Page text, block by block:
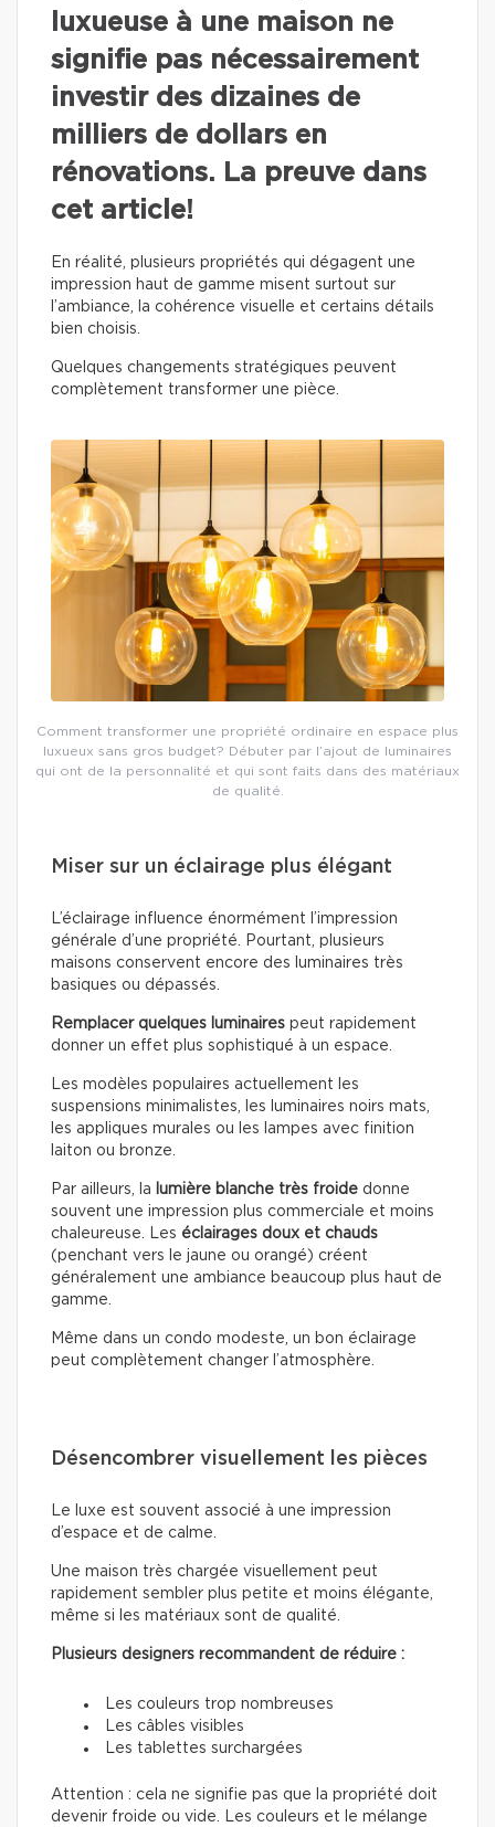
luxueuse à une maison ne
signifie pas nécessairement
investir des dizaines de
milliers de dollars en
rénovations. La preuve dans
cet article!
En réalité, plusieurs propriétés qui dégagent une
impression haut de gamme misent surtout sur
l’ambiance, la cohérence visuelle et certains détails
bien choisis.
Quelques changements stratégiques peuvent
complètement transformer une pièce.
Comment transformer une propriété ordinaire en espace plus
luxueux sans gros budget? Débuter par l’ajout de luminaires
qui ont de la personnalité et qui sont faits dans des matériaux
de qualité.
Miser sur un éclairage plus élégant
L’éclairage influence énormément l’impression
générale d’une propriété. Pourtant, plusieurs
maisons conservent encore des luminaires très
basiques ou dépassés.
Remplacer quelques luminaires peut rapidement
donner un effet plus sophistiqué à un espace.
Les modèles populaires actuellement les
suspensions minimalistes, les luminaires noirs mats,
les appliques murales ou les lampes avec finition
laiton ou bronze.
Par ailleurs, la lumière blanche très froide donne
souvent une impression plus commerciale et moins
chaleureuse. Les éclairages doux et chauds
(penchant vers le jaune ou orangé) créent
généralement une ambiance beaucoup plus haut de
gamme.
Même dans un condo modeste, un bon éclairage
peut complètement changer l’atmosphère.
Désencombrer visuellement les pièces
Le luxe est souvent associé à une impression
d’espace et de calme.
Une maison très chargée visuellement peut
rapidement sembler plus petite et moins élégante,
même si les matériaux sont de qualité.
Plusieurs designers recommandent de réduire :
Les couleurs trop nombreuses
Les câbles visibles
Les tablettes surchargées
Attention : cela ne signifie pas que la propriété doit
devenir froide ou vide. Les couleurs et le mélange